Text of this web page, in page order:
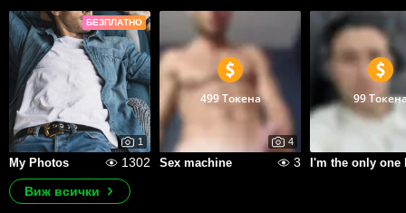
БЕЗПЛАТНО
1
My Photos 1302
499 Токена
4
Sex machine 3
99
Виж всички